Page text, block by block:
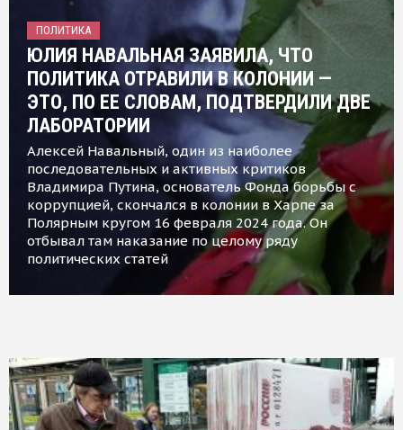
ПОЛИТИКА
ЮЛИЯ НАВАЛЬНАЯ ЗАЯВИЛА, ЧТО
ПОЛИТИКА ОТРАВИЛИ В КОЛОНИИ —
ЭТО, ПО ЕЕ СЛОВАМ, ПОДТВЕРДИЛИ ДВЕ
ЛАБОРАТОРИИ
Алексей Навальный, один из наиболее
последовательных и активных критиков
Владимира Путина, основатель Фонда борьбы с
коррупцией, скончался в колонии в Харпе за
Полярным кругом 16 февраля 2024 года. Он
отбывал там наказание по целому ряду
политических статей